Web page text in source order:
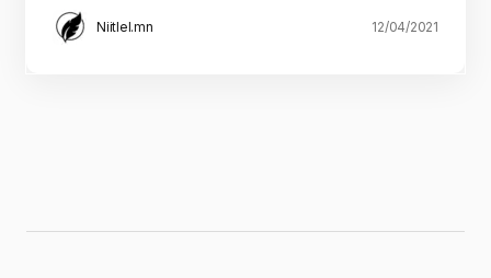
Niitlel.mn 12/04/2021